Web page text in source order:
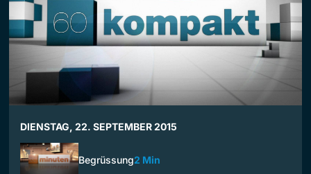
DIENSTAG, 22. SEPTEMBER 2015
Begrüssung2 Min